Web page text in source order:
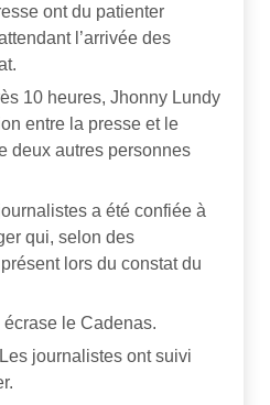
ont du patienter
l’arrivée des
10 heures, Jhonny Lundy
entre la presse et le
deux autres personnes
a été confiée à
qui, selon des
lors du constat du
le Cadenas.
journalistes ont suivi